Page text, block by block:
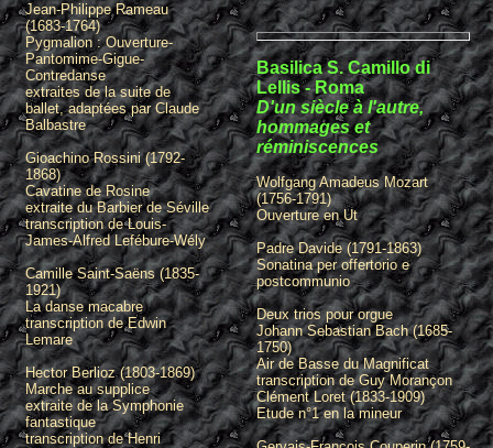
Jean-Philippe Rameau
(1683-1764)
Pygmalion : Ouverture-
Pantomime-Gigue-
Contredanse
extraites de la suite de
ballet, adaptées par Claude
Balbastre
Gioachino Rossini (1792-
1868)
Cavatine de Rosine
extraite du Barbier de Séville
transcription de Louis-
James-Alfred Lefébure-Wély
Camille Saint-Saëns (1835-
1921)
La danse macabre
transcription de Edwin
Lemare
Hector Berlioz (1803-1869)
Marche au supplice
extraite de la Symphonie
fantastique
transcription de Henri
Basilica S. Camillo di
Lellis - Roma
D'un siècle à l'autre,
hommages et
réminiscences
Wolfgang Amadeus Mozart
(1756-1791)
Ouverture en Ut
Padre Davide (1791-1863)
Sonatina per offertorio e
postcommunio
Deux trios pour orgue
Johann Sebastian Bach (1685-
1750)
Air de Basse du Magnificat
transcription de Guy Morançon
Clément Loret (1833-1909)
Etude n°1 en la mineur